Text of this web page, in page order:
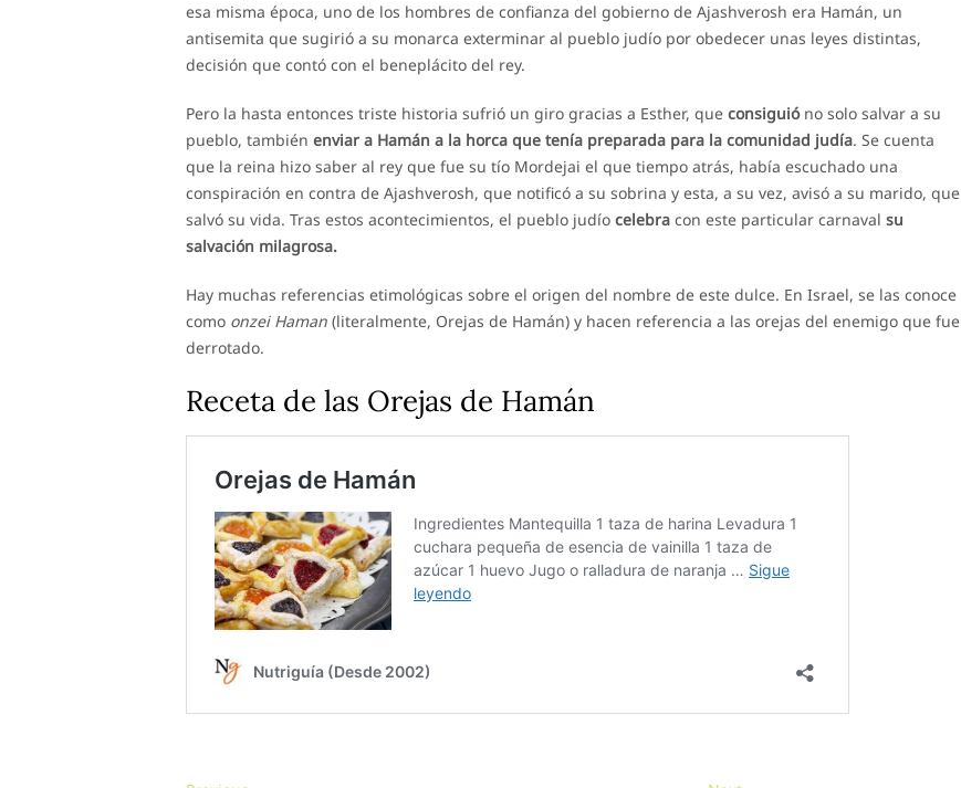
esa misma época, uno de los hombres de confianza del gobierno de Ajashverosh era Hamán, un
antisemita que sugirió a su monarca exterminar al pueblo judío por obedecer unas leyes distintas,
decisión que contó con el beneplácito del rey.
Pero la hasta entonces triste historia sufrió un giro gracias a Esther, que consiguió no solo salvar a su
pueblo, también enviar a Hamán a la horca que tenía preparada para la comunidad judía. Se cuenta
que la reina hizo saber al rey que fue su tío Mordejai el que tiempo atrás, había escuchado una
conspiración en contra de Ajashverosh, que notificó a su sobrina y esta, a su vez, avisó a su marido, que
salvó su vida. Tras estos acontecimientos, el pueblo judío celebra con este particular carnaval su
salvación milagrosa.
Hay muchas referencias etimológicas sobre el origen del nombre de este dulce. En Israel, se las conoce
como onzei Haman (literalmente, Orejas de Hamán) y hacen referencia a las orejas del enemigo que fue
derrotado.
Receta de las Orejas de Hamán